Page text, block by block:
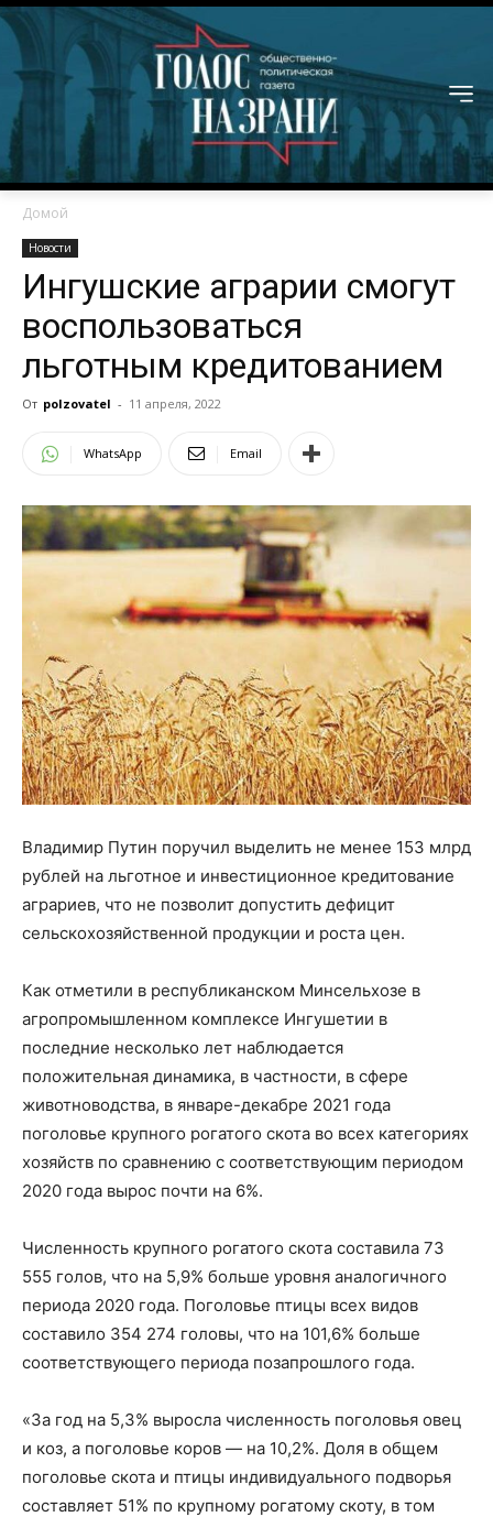
Домой
Новости
Ингушские аграрии смогут
воспользоваться
льготным кредитованием
От polzovatel - 11 апреля, 2022
WhatsApp Email
Владимир Путин поручил выделить не менее 153 млрд
рублей на льготное и инвестиционное кредитование
аграриев, что не позволит допустить дефицит
сельскохозяйственной продукции и роста цен.
Как отметили в республиканском Минсельхозе в
агропромышленном комплексе Ингушетии в
последние несколько лет наблюдается
положительная динамика, в частности, в сфере
животноводства, в январе-декабре 2021 года
поголовье крупного рогатого скота во всех категориях
хозяйств по сравнению с соответствующим периодом
2020 года вырос почти на 6%.
Численность крупного рогатого скота составила 73
555 голов, что на 5,9% больше уровня аналогичного
периода 2020 года. Поголовье птицы всех видов
составило 354 274 головы, что на 101,6% больше
соответствующего периода позапрошлого года.
«За год на 5,3% выросла численность поголовья овец
и коз, а поголовье коров — на 10,2%. Доля в общем
поголовье скота и птицы индивидуального подворья
составляет 51% по крупному рогатому скоту, в том